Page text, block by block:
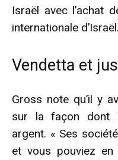
Israël avec l’achat
internationale d’Israël.
Vendetta et
Gross note qu’il y
sur la façon dont
argent. « Ses
et vous pouviez en